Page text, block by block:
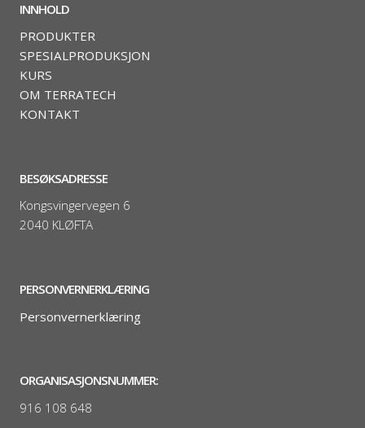
INNHOLD
PRODUKTER
SPESIALPRODUKSJON
KURS
OM TERRATECH
KONTAKT
BESØKSADRESSE
Kongsvingervegen 6
2040 KLØFTA
PERSONVERNERKLÆRING
Personvernerklæring
ORGANISASJONSNUMMER:
916 108 648